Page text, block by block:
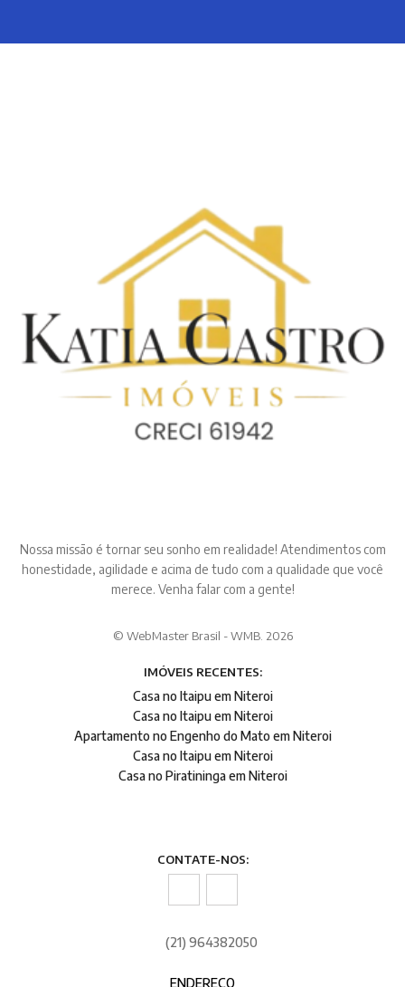
Nossa missão é tornar seu sonho em realidade! Atendimentos com
honestidade, agilidade e acima de tudo com a qualidade que você
merece. Venha falar com a gente!
© WebMaster Brasil - WMB. 2026
IMÓVEIS RECENTES:
Casa no Itaipu em Niteroi
Casa no Itaipu em Niteroi
Apartamento no Engenho do Mato em Niteroi
Casa no Itaipu em Niteroi
Casa no Piratininga em Niteroi
CONTATE-NOS:
(21) 964382050
ENDEREÇO